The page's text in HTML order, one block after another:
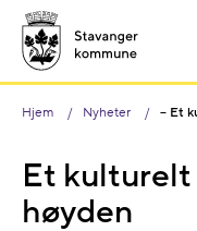
Hjem Nyheter – Et
Et kulturelt
høyden